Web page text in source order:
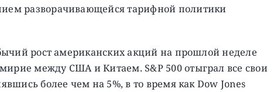
разворачивающейся тарифной политики
рост американских акций на прошлой неделе
между США и Китаем. S&P 500 отыграл все свои
более чем на 5%, в то время как Dow Jones